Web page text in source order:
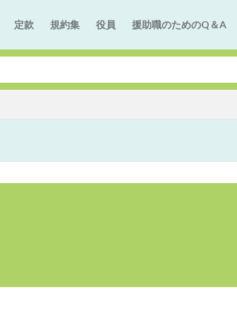
定款 規約集 役員 援助職のためのQ＆A